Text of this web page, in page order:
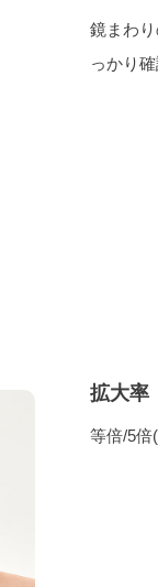
鏡まわ
っかり確
拡大率
等倍/5倍